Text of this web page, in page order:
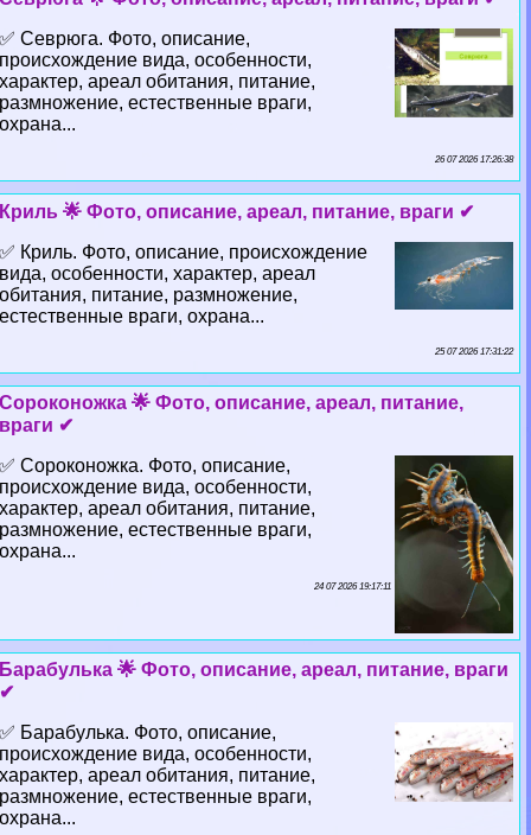
✅ Севрюга. Фото, описание,
происхождение вида, особенности,
хаpaктер, ареал обитания, питание,
размножение, естественные враги,
охрана...
26 07 2026 17:26:38
Криль 🌟 Фото, описание, ареал, питание, враги ✔
✅ Криль. Фото, описание, происхождение
вида, особенности, хаpaктер, ареал
обитания, питание, размножение,
естественные враги, охрана...
25 07 2026 17:31:22
Сороконожка 🌟 Фото, описание, ареал, питание,
враги ✔
✅ Сороконожка. Фото, описание,
происхождение вида, особенности,
хаpaктер, ареал обитания, питание,
размножение, естественные враги,
охрана...
24 07 2026 19:17:11
Баpaбулька 🌟 Фото, описание, ареал, питание, враги
✔
✅ Баpaбулька. Фото, описание,
происхождение вида, особенности,
хаpaктер, ареал обитания, питание,
размножение, естественные враги,
охрана...